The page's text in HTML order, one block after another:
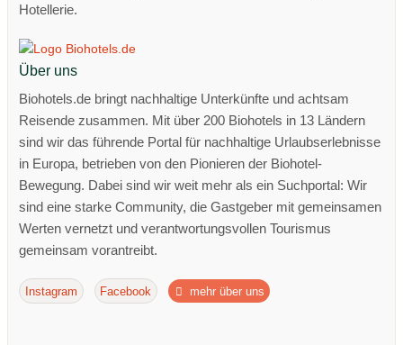
Hotellerie.
Über uns
Biohotels.de bringt nachhaltige Unterkünfte und achtsam
Reisende zusammen. Mit über 200 Biohotels in 13 Ländern
sind wir das führende Portal für nachhaltige Urlaubserlebnisse
in Europa, betrieben von den Pionieren der Biohotel-
Bewegung. Dabei sind wir weit mehr als ein Suchportal: Wir
sind eine starke Community, die Gastgeber mit gemeinsamen
Werten vernetzt und verantwortungsvollen Tourismus
gemeinsam vorantreibt.
Instagram Facebook mehr über uns